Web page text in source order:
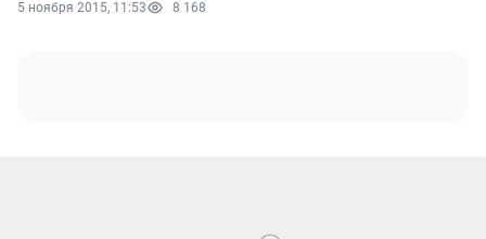
5 ноября 2015, 11:53 8 168